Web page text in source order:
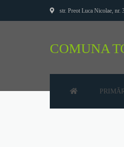
str. Preot Luca Nicolae, nr.
COMUNA